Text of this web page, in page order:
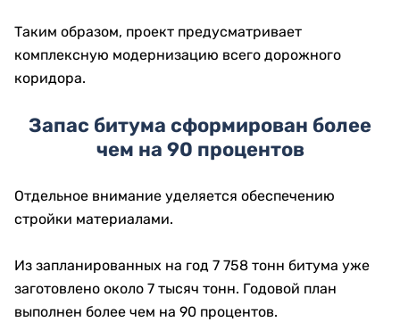
Таким образом, проект предусматривает
комплексную модернизацию всего дорожного
коридора.
Запас битума сформирован более
чем на 90 процентов
Отдельное внимание уделяется обеспечению
стройки материалами.
Из запланированных на год 7 758 тонн битума уже
заготовлено около 7 тысяч тонн. Годовой план
выполнен более чем на 90 процентов.